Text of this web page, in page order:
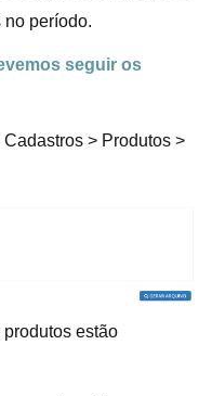
no período.
seguir os
> Produtos >
estão